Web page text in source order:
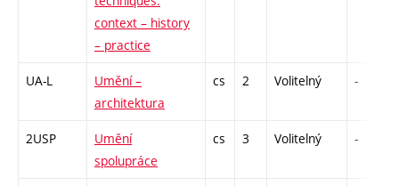
context – history
– practice
UA-L
Umění –
architektura
cs 2 Volitelný -
2USP
Umění
spolupráce
cs 3 Volitelný -